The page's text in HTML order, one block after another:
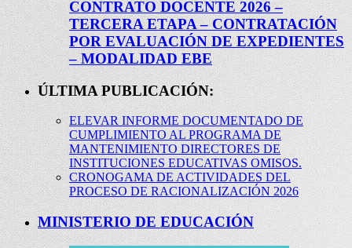
CONTRATO DOCENTE 2026 –
TERCERA ETAPA – CONTRATACIÓN
POR EVALUACIÓN DE EXPEDIENTES
– MODALIDAD EBE
ÚLTIMA PUBLICACIÓN:
ELEVAR INFORME DOCUMENTADO DE
CUMPLIMIENTO AL PROGRAMA DE
MANTENIMIENTO DIRECTORES DE
INSTITUCIONES EDUCATIVAS OMISOS.
CRONOGAMA DE ACTIVIDADES DEL
PROCESO DE RACIONALIZACIÓN 2026
MINISTERIO DE EDUCACIÓN